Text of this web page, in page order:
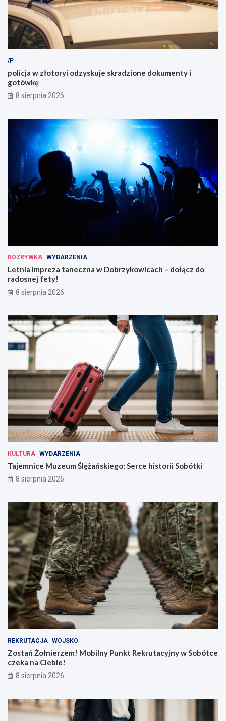
/P
policja w złotoryi odzyskuje skradzione dokumenty i
gotówkę
8 sierpnia 2026
ROZRYWKA WYDARZENIA
Letnia impreza taneczna w Dobrzykowicach – dołącz do
radosnej fety!
8 sierpnia 2026
KULTURA WYDARZENIA
Tajemnice Muzeum Ślężańskiego: Serce historii Sobótki
8 sierpnia 2026
REKRUTACJA WOJSKO
Zostań Żołnierzem! Mobilny Punkt Rekrutacyjny w Sobótce
czeka na Ciebie!
8 sierpnia 2026